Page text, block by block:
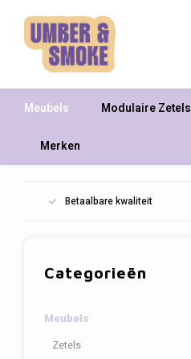
Meubels Modulaire Zetels
Merken
Betaalbare kwaliteit
Categorieën
Meubels
Zetels